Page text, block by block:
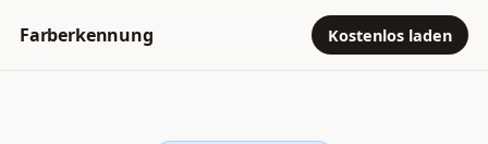
Farberkennung Kostenlos laden